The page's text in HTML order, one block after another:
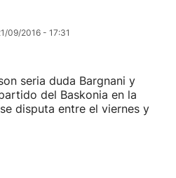
09/2016 - 17:31
seria duda Bargnani y
del Baskonia en la
disputa entre el viernes y